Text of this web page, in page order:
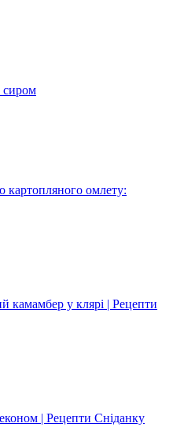
сиром
картопляного омлету:
камамбер у клярі | Рецепти
| Рецепти Сніданку